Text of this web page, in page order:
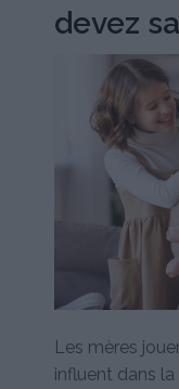
devez
Les mères
influent dans